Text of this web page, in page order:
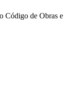
Código de Obras e